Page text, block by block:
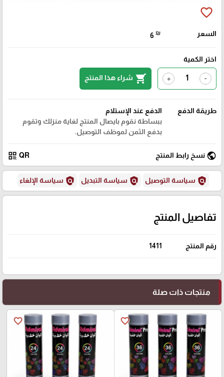
favorite_border
السعر 6 ₪
اختر الكمية
-
+
shopping_cart شراء هذا المنتج
طريقة الدفع
الدفع عند الإستلام
ببساطة نقوم بايصال المنتج لغاية منزلك وتقوم
بدفع الثمن لموظف التوصيل.
public نسخ رابط المنتج QR
qr_code
policy سياسة التوصيل policy سياسة التبديل policy سياسة الإلغاء
تفاصيل المنتج
رقم المنتج 1411
منتجات ذات صلة
favorite_border
favorite_border